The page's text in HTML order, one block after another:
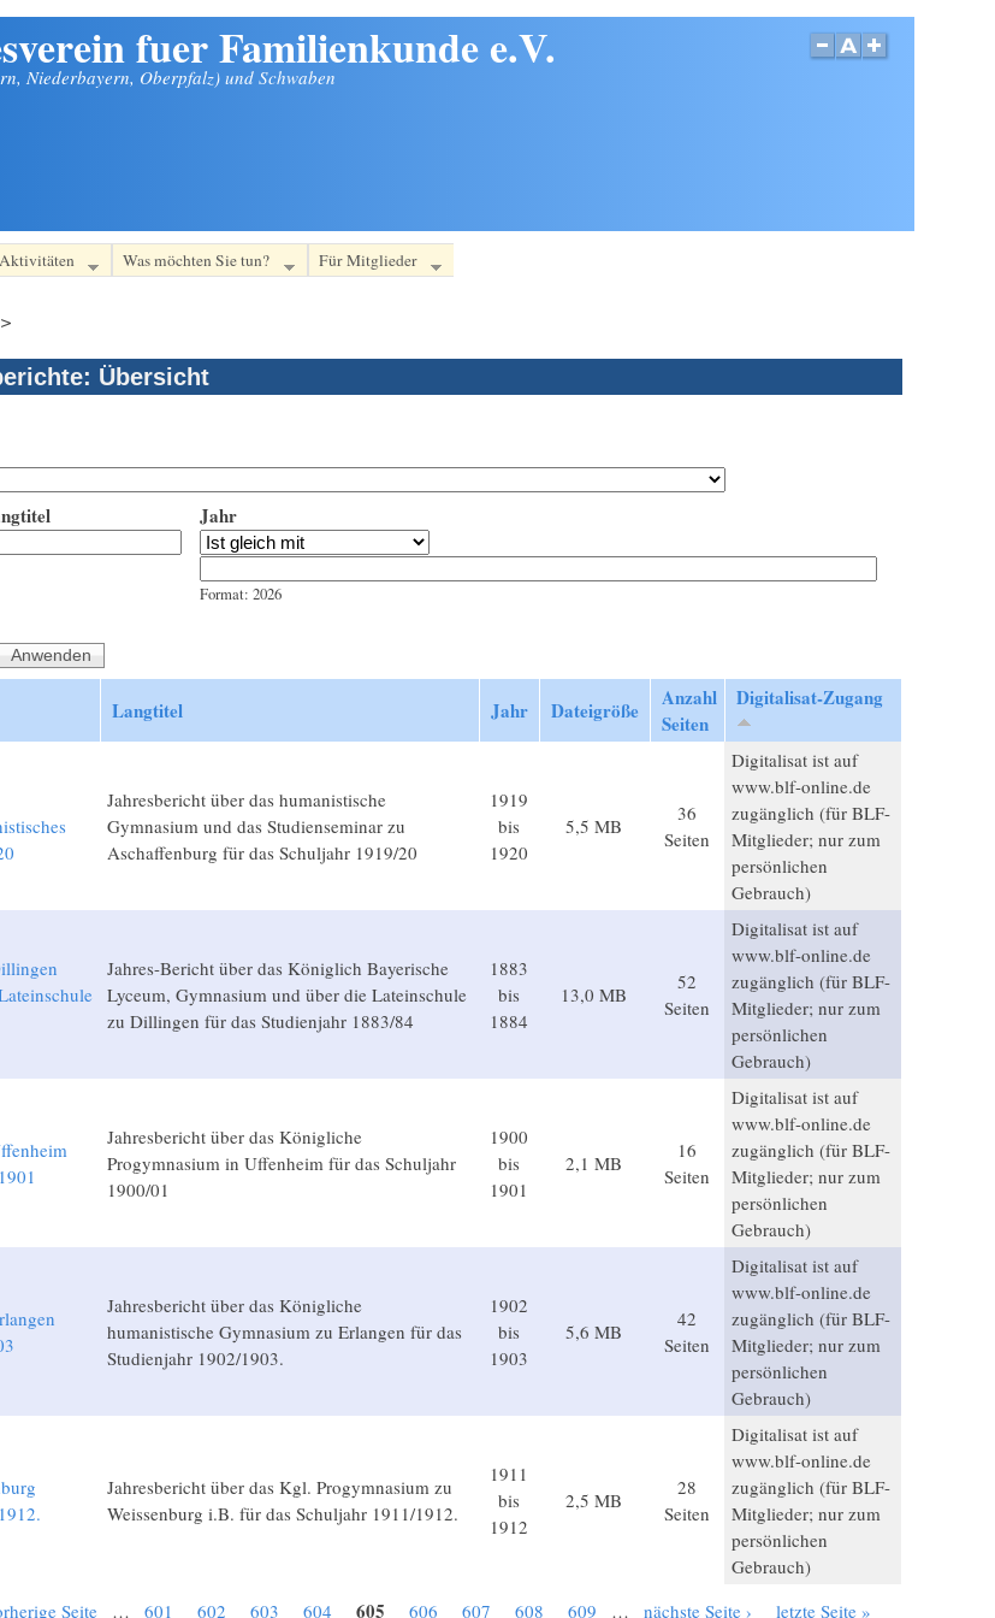
fuer Familienkunde e.V.
Niederbayern, Oberpfalz) und Schwaben
Was möchten Sie tun? Für Mitglieder
>
Übersicht
Jahr
Format: 2026
Langtitel Jahr Dateigröße
Anzahl
Seiten
Digitalisat-Zugang
Jahresbericht über das humanistische
Gymnasium und das Studienseminar zu
Aschaffenburg für das Schuljahr 1919/20
1919
bis
1920
5,5 MB
36
Seiten
Digitalisat ist auf
www.blf-online.de
zugänglich (für BLF-
Mitglieder; nur zum
persönlichen
Gebrauch)
Jahres-Bericht über das Königlich Bayerische
Lyceum, Gymnasium und über die Lateinschule
zu Dillingen für das Studienjahr 1883/84
1883
bis
1884
13,0 MB
52
Seiten
Digitalisat ist auf
www.blf-online.de
zugänglich (für BLF-
Mitglieder; nur zum
persönlichen
Gebrauch)
Jahresbericht über das Königliche
Progymnasium in Uffenheim für das Schuljahr
1900/01
1900
bis
1901
2,1 MB
16
Seiten
Digitalisat ist auf
www.blf-online.de
zugänglich (für BLF-
Mitglieder; nur zum
persönlichen
Gebrauch)
Jahresbericht über das Königliche
humanistische Gymnasium zu Erlangen für das
Studienjahr 1902/1903.
1902
bis
1903
5,6 MB
42
Seiten
Digitalisat ist auf
www.blf-online.de
zugänglich (für BLF-
Mitglieder; nur zum
persönlichen
Gebrauch)
Jahresbericht über das Kgl. Progymnasium zu
Weissenburg i.B. für das Schuljahr 1911/1912.
1911
bis
1912
2,5 MB
28
Seiten
Digitalisat ist auf
www.blf-online.de
zugänglich (für BLF-
Mitglieder; nur zum
persönlichen
Gebrauch)
Seite … 601 602 603 604 605 606 607 608 609 … nächste Seite › letzte Seite »